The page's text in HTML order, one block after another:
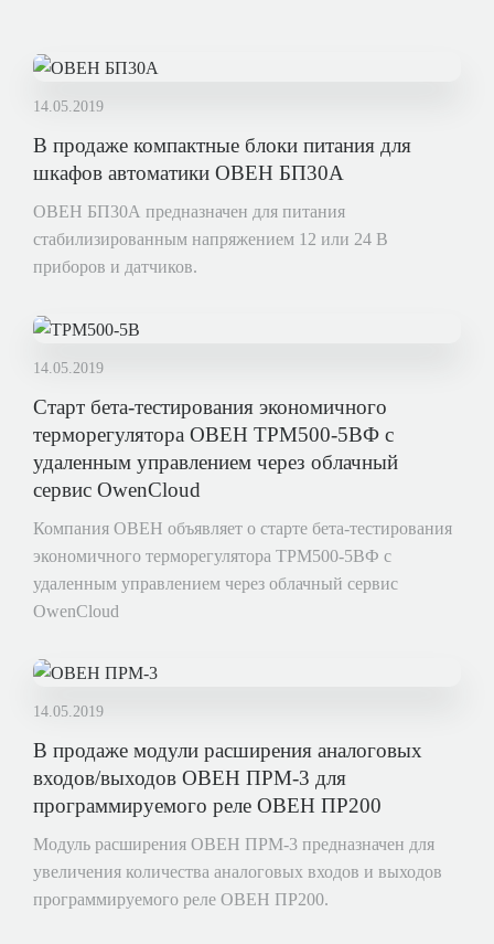
14.05.2019
В продаже компактные блоки питания для
шкафов автоматики ОВЕН БП30А
ОВЕН БП30А предназначен для питания
стабилизированным напряжением 12 или 24 В
приборов и датчиков.
14.05.2019
Старт бета-тестирования экономичного
терморегулятора ОВЕН ТРМ500-5ВФ с
удаленным управлением через облачный
сервис OwenCloud
Компания ОВЕН объявляет о старте бета-тестирования
экономичного терморегулятора ТРМ500-5ВФ с
удаленным управлением через облачный сервис
OwenCloud
14.05.2019
В продаже модули расширения аналоговых
входов/выходов ОВЕН ПРМ-3 для
программируемого реле ОВЕН ПР200
Модуль расширения ОВЕН ПРМ-3 предназначен для
увеличения количества аналоговых входов и выходов
программируемого реле ОВЕН ПР200.